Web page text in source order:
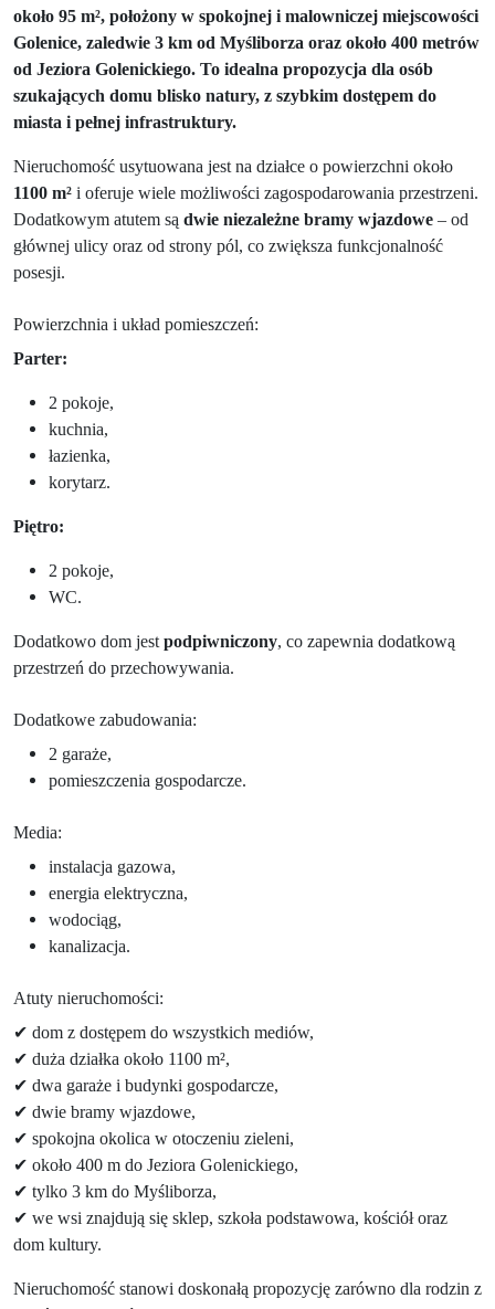
około 95 m², położony w spokojnej i malowniczej miejscowości
Golenice, zaledwie 3 km od Myśliborza oraz około 400 metrów
od Jeziora Golenickiego. To idealna propozycja dla osób
szukających domu blisko natury, z szybkim dostępem do
miasta i pełnej infrastruktury.
Nieruchomość usytuowana jest na działce o powierzchni około
1100 m² i oferuje wiele możliwości zagospodarowania przestrzeni.
Dodatkowym atutem są dwie niezależne bramy wjazdowe – od
głównej ulicy oraz od strony pól, co zwiększa funkcjonalność
posesji.
Powierzchnia i układ pomieszczeń:
Parter:
2 pokoje,
kuchnia,
łazienka,
korytarz.
Piętro:
2 pokoje,
WC.
Dodatkowo dom jest podpiwniczony, co zapewnia dodatkową
przestrzeń do przechowywania.
Dodatkowe zabudowania:
2 garaże,
pomieszczenia gospodarcze.
Media:
instalacja gazowa,
energia elektryczna,
wodociąg,
kanalizacja.
Atuty nieruchomości:
✔ dom z dostępem do wszystkich mediów,
✔ duża działka około 1100 m²,
✔ dwa garaże i budynki gospodarcze,
✔ dwie bramy wjazdowe,
✔ spokojna okolica w otoczeniu zieleni,
✔ około 400 m do Jeziora Golenickiego,
✔ tylko 3 km do Myśliborza,
✔ we wsi znajdują się sklep, szkoła podstawowa, kościół oraz
dom kultury.
Nieruchomość stanowi doskonałą propozycję zarówno dla rodzin z